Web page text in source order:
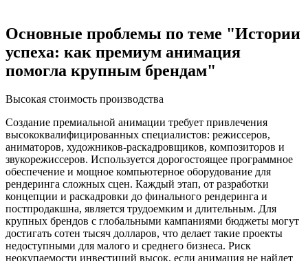
Основные проблемы по теме "Истории
успеха: как премиум анимация
помогла крупным брендам"
Высокая стоимость производства
Создание премиальной анимации требует привлечения
высококвалифицированных специалистов: режиссеров,
аниматоров, художников-раскадровщиков, композиторов и
звукорежиссеров. Используется дорогостоящее программное
обеспечение и мощное компьютерное оборудование для
рендеринга сложных сцен. Каждый этап, от разработки
концепции и раскадровки до финального рендеринга и
постпродакшна, является трудоемким и длительным. Для
крупных брендов с глобальными кампаниями бюджеты могут
достигать сотен тысяч долларов, что делает такие проекты
недоступными для малого и среднего бизнеса. Риск
неокупаемости инвестиций высок, если анимация не найдет